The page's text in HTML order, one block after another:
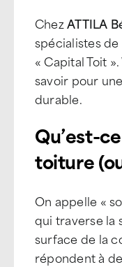
ChezATTILA
spécialistes
« Capital Toit
savoir pour
durable.
Qu’est-
toiture
On appelle «
qui traverse la
surface de la
répondent à